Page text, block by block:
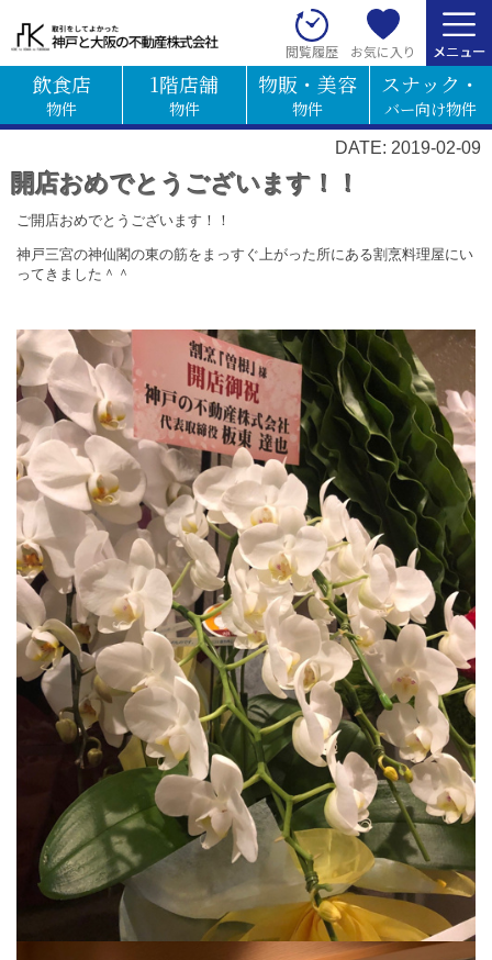
閲覧履歴 お気に入り
飲食店
物件
1階店舗
物件
物販・美容
物件
スナック・
バー向け物件
DATE: 2019-02-09
開店おめでとうございます！！
ご開店おめでとうございます！！
神戸三宮の神仙閣の東の筋をまっすぐ上がった所にある割烹料理屋にい
ってきました＾＾